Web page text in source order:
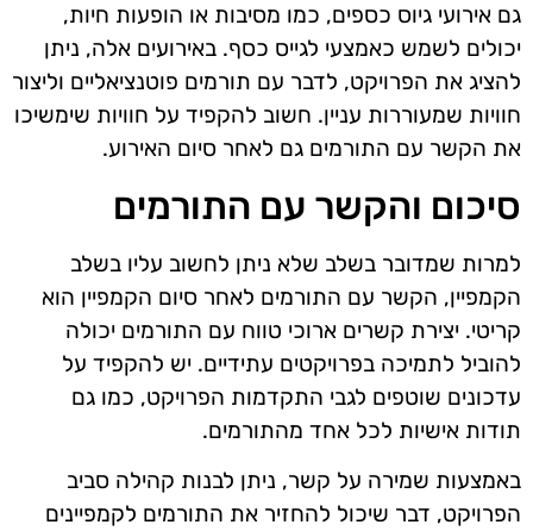
גם אירועי גיוס כספים, כמו מסיבות או הופעות חיות,
יכולים לשמש כאמצעי לגייס כסף. באירועים אלה, ניתן
להציג את הפרויקט, לדבר עם תורמים פוטנציאליים וליצור
חוויות שמעוררות עניין. חשוב להקפיד על חוויות שימשיכו
את הקשר עם התורמים גם לאחר סיום האירוע.
סיכום והקשר עם התורמים
למרות שמדובר בשלב שלא ניתן לחשוב עליו בשלב
הקמפיין, הקשר עם התורמים לאחר סיום הקמפיין הוא
קריטי. יצירת קשרים ארוכי טווח עם התורמים יכולה
להוביל לתמיכה בפרויקטים עתידיים. יש להקפיד על
עדכונים שוטפים לגבי התקדמות הפרויקט, כמו גם
תודות אישיות לכל אחד מהתורמים.
באמצעות שמירה על קשר, ניתן לבנות קהילה סביב
הפרויקט, דבר שיכול להחזיר את התורמים לקמפיינים